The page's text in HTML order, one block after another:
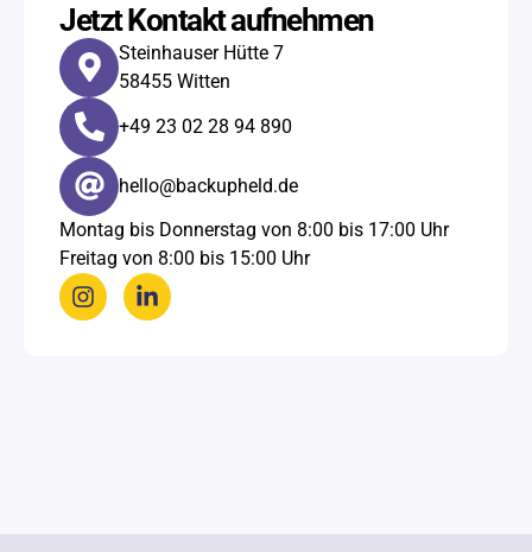
Jetzt Kontakt aufnehmen
Steinhauser Hütte 7
58455 Witten
+49 23 02 28 94 890​
hello@backupheld.de
Montag bis Donnerstag von 8:00 bis 17:00 Uhr
Freitag von 8:00 bis 15:00 Uhr